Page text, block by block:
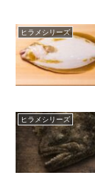
ヒラメシリーズ
ヒラメシリーズ